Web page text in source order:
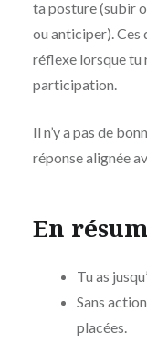
ta posture (subir
ou anticiper).
réflexe lorsque tu
participation.
Il n’y a pas de
réponse alignée
En
Tu as
Sans
placées.